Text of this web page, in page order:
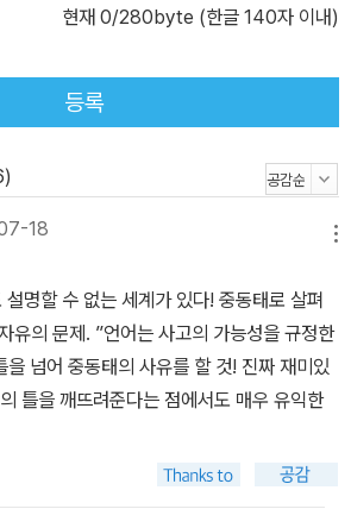
주 일상적인 상황에서도 ‘행하는 것(능
을 구별하는 일은 쉽지 않다. 고쿠분 고이치
예로 들며 상황을 더 구체적으로 바라볼 수
협당해서 돈을 건넸다면 그것은 내가 능동
위를 자발이냐 강제냐의 도식 아래에서 이
서 협박당하는 상황에서 발생하는 비자발적
리는 그동안 너무 ‘능동-
살아온 게 아닐까? 이 체제에서, 능동적이라
책임질 것을 추궁당한다. 반대로 수동적인
하기 일쑤이다. 어느 쪽이든 불편한 결과이
는 보편적인 게 아니라고 한다(모든 문제를
더욱 아니다). 실제로 고대 이전에는 사람의
한 행위자, 즉 진짜 책임자를 찾아내는 게 아
현재 0/280byte (한글 140자 이내)
등록
18
명할 수 없는 세계가 있다! 중동태로 살펴
유의 문제. ”언어는 사고의 가능성을 규정한
을 넘어 중동태의 사유를 할 것! 진짜 재미있
틀을 깨뜨려준다는 점에서도 매우 유익한